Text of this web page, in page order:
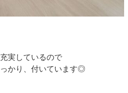
実しているので
かり、付いています◎